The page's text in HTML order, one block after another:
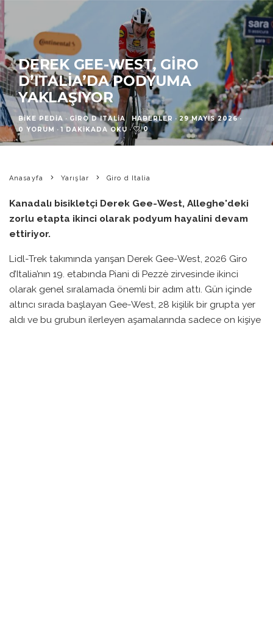
DEREK GEE-WEST, GIRO
D’ITALIA’DA PODYUMA
YAKLAŞIYOR
BIKE PEDIA · GIRO D ITALIA HABERLER · 29 MAYIS 2026 ·
0 YORUM · 1 DAKIKADA OKU · 0
Anasayfa Yarışlar Giro d Italia
Kanadalı bisikletçi Derek Gee-West, Alleghe'deki
zorlu etapta ikinci olarak podyum hayalini devam
ettiriyor.
Lidl-Trek takımında yarışan Derek Gee-West, 2026 Giro
d’Italia’nın 19. etabında Piani di Pezzè zirvesinde ikinci
olarak genel sıralamada önemli bir adım attı. Gün içinde
altıncı sırada başlayan Gee-West, 28 kişilik bir grupta yer
aldı ve bu grubun ilerleyen aşamalarında sadece on kişiye